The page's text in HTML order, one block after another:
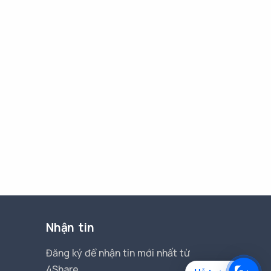
Nhận tin
Đăng ký để nhận tin mới nhất từ